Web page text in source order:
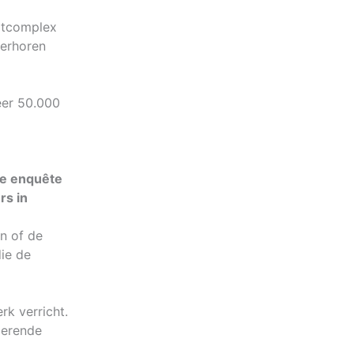
50.000
enquête
in
of de
de
verricht.